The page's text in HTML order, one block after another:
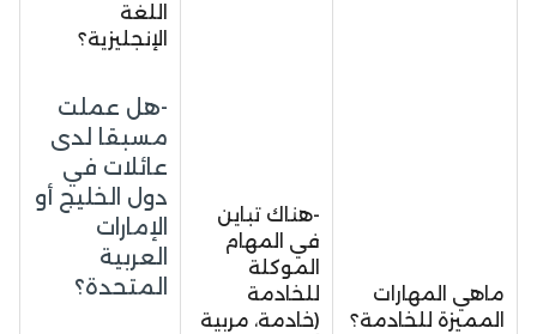
ماهي المهارات
المميزة للخادمة؟
-هناك تباين
في المهام
الموكلة
للخادمة
(خادمة، مربية
اللغة
الإنجليزية؟
-هل عملت
مسبقا لدى
عائلات في
دول الخليج أو
الإمارات
العربية
المتحدة؟